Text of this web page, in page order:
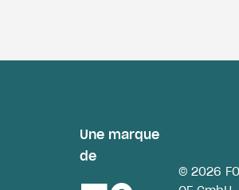
Une marque
de
© 2026